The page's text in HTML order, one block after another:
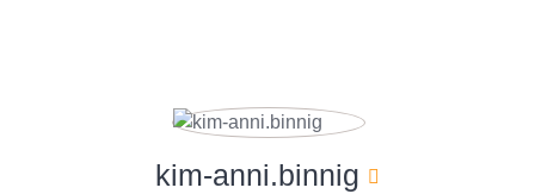
kim-anni.binnig